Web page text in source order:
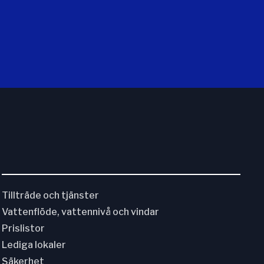
Tillträde och tjänster
Vattenflöde, vattennivå och vindar
Prislistor
Lediga lokaler
Säkerhet